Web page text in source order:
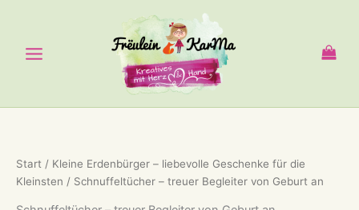
springen
Start / Kleine Erdenbürger – liebevolle Geschenke für die
Kleinsten / Schnuffeltücher – treuer Begleiter von Geburt an